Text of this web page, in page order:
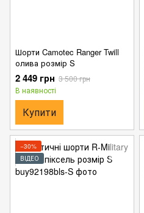
Шорти Camotec Ranger Twill
олива розмір S
2 449 грн 3 500 грн
В наявності
Купити
−30%
ВІДЕО